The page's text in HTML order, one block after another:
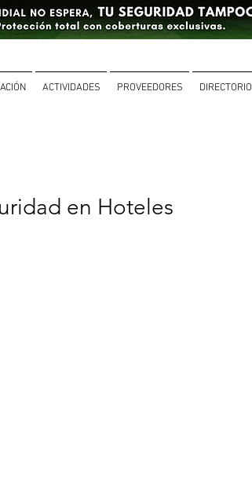
ACTIVIDADES PROVEEDORES DIRECTORIO
en Hoteles